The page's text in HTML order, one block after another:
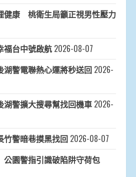
健康 桃衛生局籲正視男性壓力
福台中號啟航 2026-08-07
警電聯熱心運將秒送回 2026-
警擴大搜尋幫找回機車 2026-
警暗巷摸黑找回 2026-08-07
園警指引識破陷阱守荷包